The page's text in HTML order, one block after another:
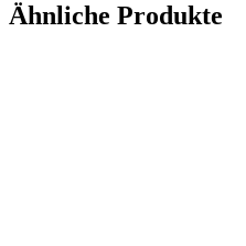
Ähnliche Produkte